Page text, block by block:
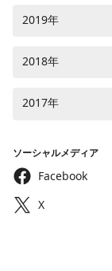
2019年
2018年
2017年
ソーシャルメディア
Facebook
X